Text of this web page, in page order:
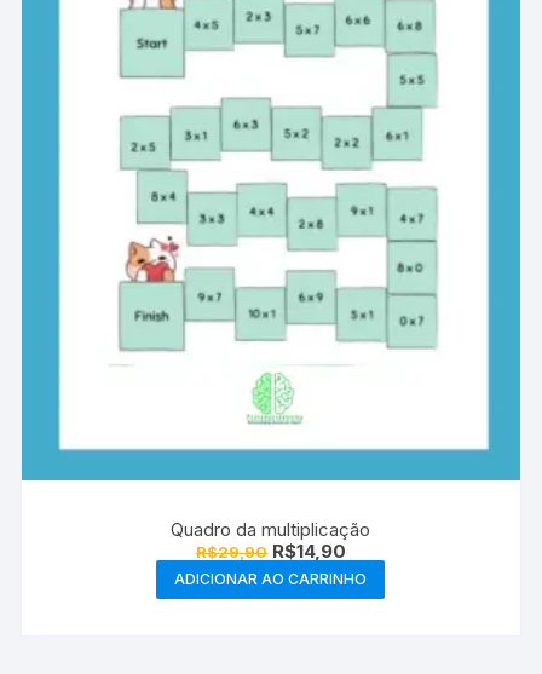
Quadro da multiplicação
R$29,90 O
preço
original
era:
R$14,90O
preço
atual
é:
ADICIONAR AO CARRINHO